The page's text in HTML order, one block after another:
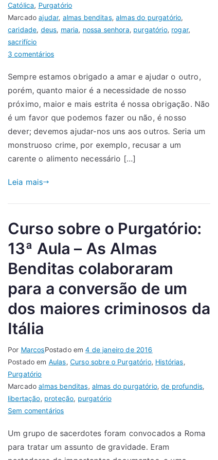
Católica, Purgatório
Marcadoajudar, almas benditas,almas do purgatório,
caridade, deus, maria, nossa senhora, purgatório, rogar,
sacrifício
3 comentários
Sempre estamos obrigado a amar e ajudar o outro,
porém, quanto maior é a necessidade de nosso
próximo, maior e mais estrita é nossa obrigação. Não
é um favor que podemos fazer ou não, é nosso
dever; devemos ajudar-nos uns aos outros. Seria um
monstruoso crime, por exemplo, recusar a um
carente o alimento necessário […]
Leia mais
Curso sobre o Purgatório:
13ª Aula – As Almas
Benditas colaboraram
para a conversão de um
dos maiores criminosos da
Itália
Por MarcosPostado em4 de janeiro de 2016
Postado em Aulas, Curso sobre o Purgatório, Histórias,
Purgatório
Marcadoalmas benditas, almas do purgatório,de profundis,
libertação, proteção, purgatório
Sem comentários
Um grupo de sacerdotes foram convocados a Roma
para tratar um assunto de gravidade. Eram